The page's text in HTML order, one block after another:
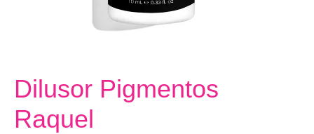
Dilusor Pigmentos
Raquel